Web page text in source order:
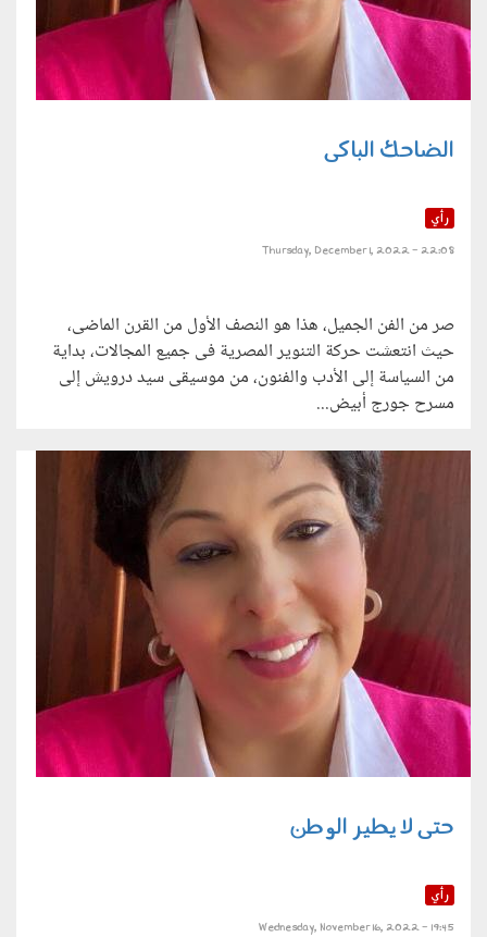
الضاحك الباكى
رأي
Thursday, December 1, 2022 - 22:08
صر من الفن الجميل، هذا هو النصف الأول من القرن الماضى،
حيث انتعشت حركة التنوير المصرية فى جميع المجالات، بداية
من السياسة إلى الأدب والفنون، من موسيقى سيد درويش إلى
مسرح جورج أبيض...
حتى لا يطير الوطن
رأي
Wednesday, November 16, 2022 - 19:45